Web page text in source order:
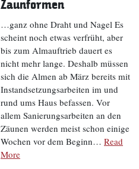
Zaunformen
…ganz ohne Draht und Nagel Es
scheint noch etwas verfrüht, aber
bis zum Almauftrieb dauert es
nicht mehr lange. Deshalb müssen
sich die Almen ab März bereits mit
Instandsetzungsarbeiten im und
rund ums Haus befassen. Vor
allem Sanierungsarbeiten an den
Zäunen werden meist schon einige
Wochen vor dem Beginn… Read
More